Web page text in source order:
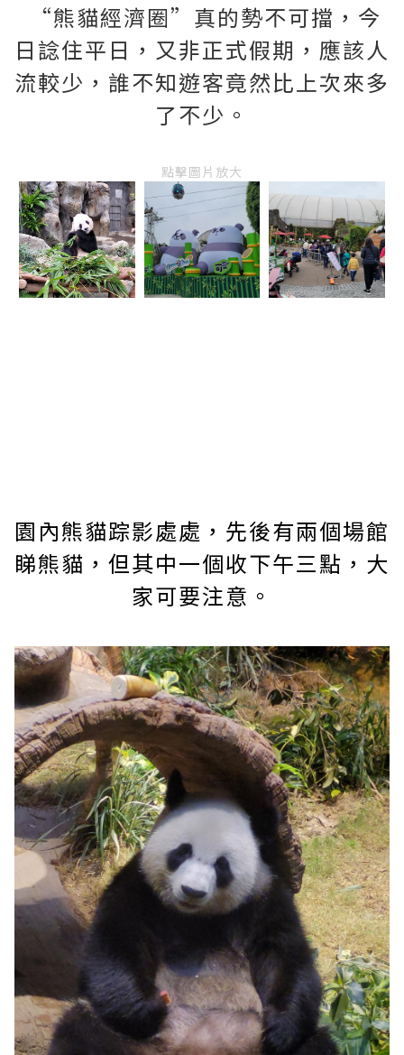
“熊貓經濟圈”真的勢不可擋，今
日諗住平日，又非正式假期，應該人
流較少，誰不知遊客竟然比上次來多
了不少。
點擊圖片放大
園內熊貓踪影處處，先後有兩個場館
睇熊貓，但其中一個收下午三點，大
家可要注意。